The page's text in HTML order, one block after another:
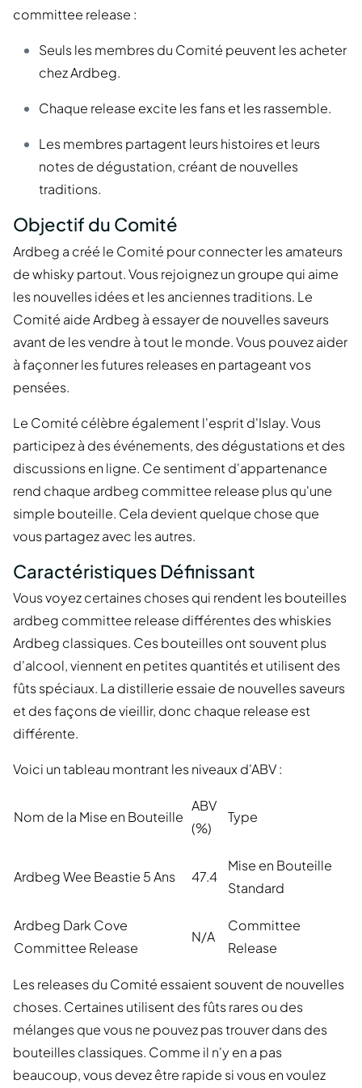
committee release :
Seuls les membres du Comité peuvent les acheter
chez Ardbeg.
Chaque release excite les fans et les rassemble.
Les membres partagent leurs histoires et leurs
notes de dégustation, créant de nouvelles
traditions.
Objectif du Comité
Ardbeg a créé le Comité pour connecter les amateurs
de whisky partout. Vous rejoignez un groupe qui aime
les nouvelles idées et les anciennes traditions. Le
Comité aide Ardbeg à essayer de nouvelles saveurs
avant de les vendre à tout le monde. Vous pouvez aider
à façonner les futures releases en partageant vos
pensées.
Le Comité célèbre également l'esprit d'Islay. Vous
participez à des événements, des dégustations et des
discussions en ligne. Ce sentiment d'appartenance
rend chaque ardbeg committee release plus qu'une
simple bouteille. Cela devient quelque chose que
vous partagez avec les autres.
Caractéristiques Définissant
Vous voyez certaines choses qui rendent les bouteilles
ardbeg committee release différentes des whiskies
Ardbeg classiques. Ces bouteilles ont souvent plus
d'alcool, viennent en petites quantités et utilisent des
fûts spéciaux. La distillerie essaie de nouvelles saveurs
et des façons de vieillir, donc chaque release est
différente.
Voici un tableau montrant les niveaux d'ABV :
Nom de la Mise en Bouteille
ABV
(%)
Type
Ardbeg Wee Beastie 5 Ans 47.4
Mise en Bouteille
Standard
Ardbeg Dark Cove
Committee Release
N/A
Committee
Release
Les releases du Comité essaient souvent de nouvelles
choses. Certaines utilisent des fûts rares ou des
mélanges que vous ne pouvez pas trouver dans des
bouteilles classiques. Comme il n'y en a pas
beaucoup, vous devez être rapide si vous en voulez